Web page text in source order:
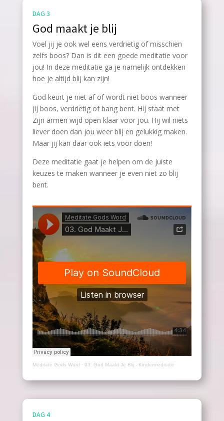
DAG 3
God maakt je blij
Voel jij je ook wel eens verdrietig of misschien
zelfs boos? Dan is dit een goede meditatie voor
jou! In deze meditatie ga je namelijk ontdekken
hoe je altijd blij kan zijn!
God keurt je niet af of wordt niet boos wanneer
jij boos, verdrietig of bang bent. Hij staat met
Zijn armen wijd open klaar voor jou. Hij wil niets
liever doen dan jou weer blij en gelukkig maken.
Maar jij kan daar ook iets voor doen!
Deze meditatie gaat je helpen om de juiste
keuzes te maken wanneer je even niet zo blij
bent.
Meditate Gods Word · 03. God Maakt Je Blij - Kindermeditatie
DAG 4